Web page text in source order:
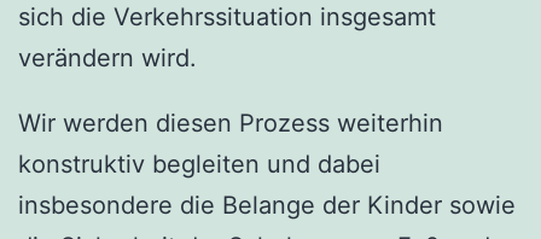
sich die Verkehrssituation insgesamt
verändern wird.
Wir werden diesen Prozess weiterhin
konstruktiv begleiten und dabei
insbesondere die Belange der Kinder sowie